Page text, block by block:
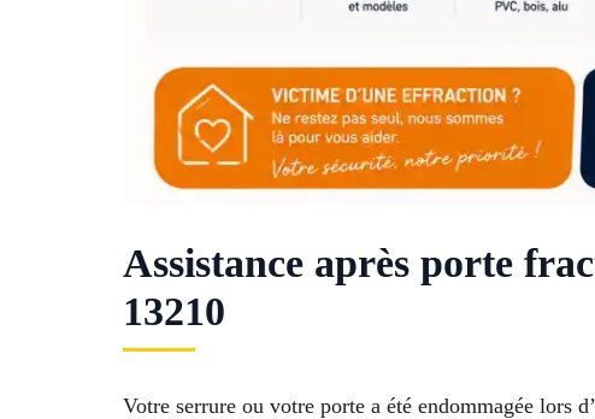
Assistance après porte
13210
Votre serrure ou votre porte a été endommagée lors